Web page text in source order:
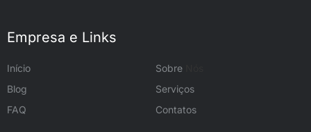
Empresa e Links
Início Sobre
Blog
Serviços
FAQ
Contatos